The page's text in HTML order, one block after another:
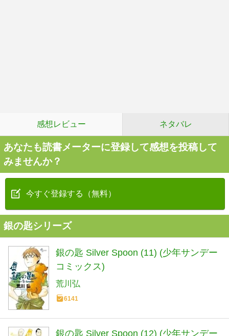
感想レビュー ネタバレ
あなたも読書メーターに登録して感想を投稿して
みませんか？
今すぐ登録する（無料）
銀の匙シリーズ
銀の匙 Silver Spoon (11) (少年サンデー
コミックス)
荒川弘
6141
銀の匙 Silver Spoon (12) (少年サンデー